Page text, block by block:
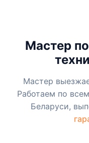
Мастер
Мастер
Работаем по
Беларуси,